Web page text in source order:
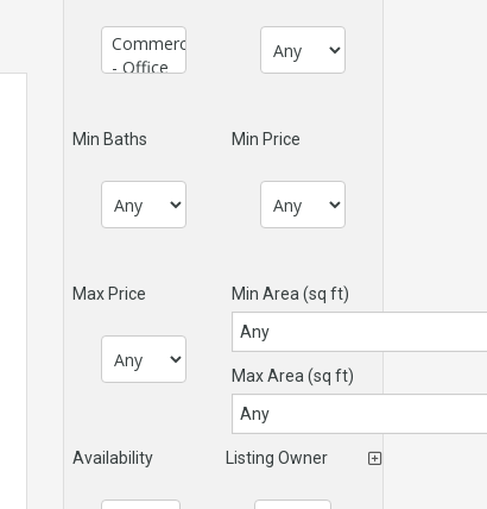
Min Baths Min Price
Max Price Min Area (sq ft)
Max Area (sq ft)
Availability Listing Owner